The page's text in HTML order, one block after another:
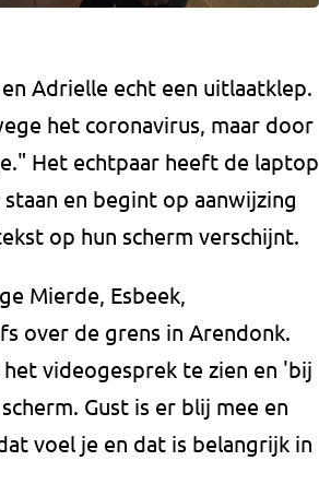
Adrielle echt een uitlaatklep.
het coronavirus, maar door
Het echtpaar heeft de laptop
en begint op aanwijzing
op hun scherm verschijnt.
Mierde, Esbeek,
over de grens in Arendonk.
videogesprek te zien en 'bij
Gust is er blij mee en
voel je en dat is belangrijk in